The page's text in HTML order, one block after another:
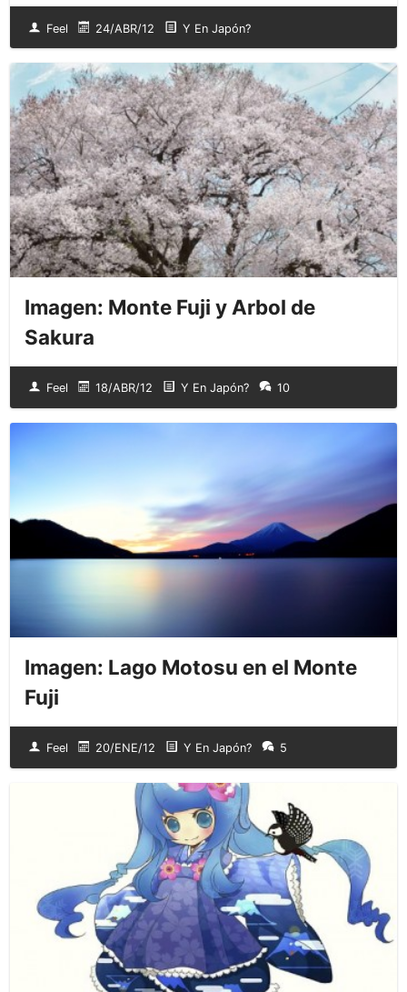
Feel 24/ABR/12 Y En Japón?
Imagen: Monte Fuji y Arbol de
Sakura
Feel 18/ABR/12 Y En Japón? 10
Imagen: Lago Motosu en el Monte
Fuji
Feel 20/ENE/12 Y En Japón? 5